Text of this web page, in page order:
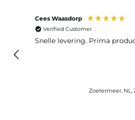
Cees Waasdorp
Verified Customer
Snelle levering. Prima
Zoetermeer,